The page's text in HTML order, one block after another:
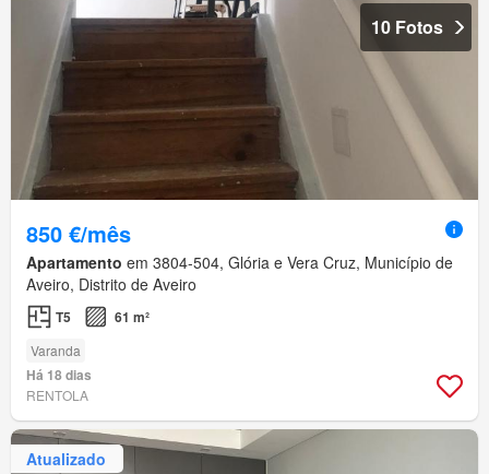
10 Fotos
850 €/mês
Apartamento em 3804-504, Glória e Vera Cruz, Município de
Aveiro, Distrito de Aveiro
T5 61 m²
Varanda
Há 18 dias
RENTOLA
Atualizado